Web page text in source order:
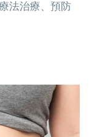
法治療、預防